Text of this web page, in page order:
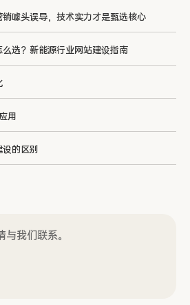
噱头误导，技术实力才是甄选核心
选？新能源行业网站建设指南
用
的区别
我们联系。